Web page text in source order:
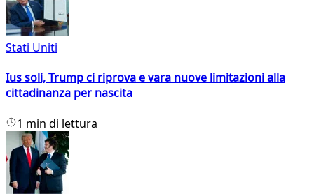
Stati Uniti
Ius soli, Trump ci riprova e vara nuove limitazioni alla
cittadinanza per nascita
1 min di lettura